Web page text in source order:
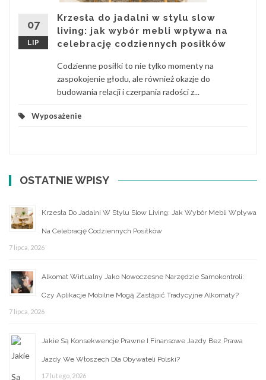
07
LIP
Krzesła do jadalni w stylu slow
living: jak wybór mebli wpływa na
celebrację codziennych posiłków
Codzienne posiłki to nie tylko momenty na
zaspokojenie głodu, ale również okazje do
budowania relacji i czerpania radości z...
Wyposażenie
OSTATNIE WPISY
Krzesła Do Jadalni W Stylu Slow Living: Jak Wybór Mebli Wpływa
Na Celebrację Codziennych Posiłków
7 lipca, 2026
Alkomat Wirtualny Jako Nowoczesne Narzędzie Samokontroli:
Czy Aplikacje Mobilne Mogą Zastąpić Tradycyjne Alkomaty?
7 lipca, 2026
Jakie Są Konsekwencje Prawne I Finansowe Jazdy Bez Prawa
Jazdy We Włoszech Dla Obywateli Polski?
17 lutego, 2026